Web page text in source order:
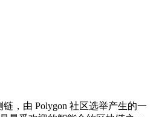
链，由 Polygon 社区选举产生的一